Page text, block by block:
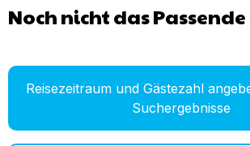
Noch nicht das
Reisezeitraum und Gästezahl
Suchergebnisse